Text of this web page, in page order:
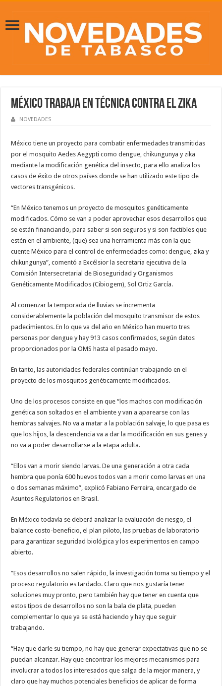
México trabaja en técnica contra el zika
NOVEDADES
México tiene un proyecto para combatir enfermedades transmitidas
por el mosquito Aedes Aegypti como dengue, chikungunya y zika
mediante la modificación genética del insecto, para ello analiza los
casos de éxito de otros países donde se han utilizado este tipo de
vectores transgénicos.
“En México tenemos un proyecto de mosquitos genéticamente
modificados. Cómo se van a poder aprovechar esos desarrollos que
se están financiando, para saber si son seguros y si son factibles que
estén en el ambiente, (que) sea una herramienta más con la que
cuente México para el control de enfermedades como: dengue, zika y
chikungunya”, comentó a Excélsior la secretaria ejecutiva de la
Comisión Intersecretarial de Bioseguridad y Organismos
Genéticamente Modificados (Cibiogem), Sol Ortiz García.
Al comenzar la temporada de lluvias se incrementa
considerablemente la población del mosquito transmisor de estos
padecimientos. En lo que va del año en México han muerto tres
personas por dengue y hay 913 casos confirmados, según datos
proporcionados por la OMS hasta el pasado mayo.
En tanto, las autoridades federales continúan trabajando en el
proyecto de los mosquitos genéticamente modificados.
Uno de los procesos consiste en que “los machos con modificación
genética son soltados en el ambiente y van a aparearse con las
hembras salvajes. No va a matar a la población salvaje, lo que pasa es
que los hijos, la descendencia va a dar la modificación en sus genes y
no va a poder desarrollarse a la etapa adulta.
“Ellos van a morir siendo larvas. De una generación a otra cada
hembra que ponía 600 huevos todos van a morir como larvas en una
o dos semanas máximo”, explicó Fabiano Ferreira, encargado de
Asuntos Regulatorios en Brasil.
En México todavía se deberá analizar la evaluación de riesgo, el
balance costo-beneficio, el plan piloto, las pruebas de laboratorio
para garantizar seguridad biológica y los experimentos en campo
abierto.
“Esos desarrollos no salen rápido, la investigación toma su tiempo y el
proceso regulatorio es tardado. Claro que nos gustaría tener
soluciones muy pronto, pero también hay que tener en cuenta que
estos tipos de desarrollos no son la bala de plata, pueden
complementar lo que ya se está haciendo y hay que seguir
trabajando.
“Hay que darle su tiempo, no hay que generar expectativas que no se
puedan alcanzar. Hay que encontrar los mejores mecanismos para
involucrar a todos los interesados que salga de la mejor manera, y
claro que hay muchos potenciales beneficios de aplicar de forma